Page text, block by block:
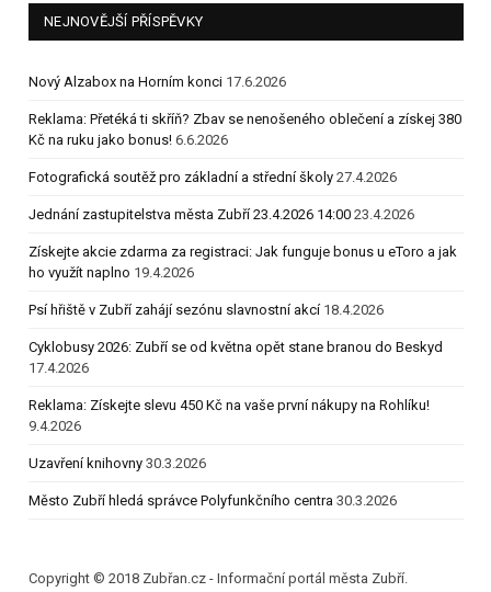
NEJNOVĚJŠÍ PŘÍSPĚVKY
Nový Alzabox na Horním konci 17.6.2026
Reklama: Přetéká ti skříň? Zbav se nenošeného oblečení a získej 380
Kč na ruku jako bonus! 6.6.2026
Fotografická soutěž pro základní a střední školy 27.4.2026
Jednání zastupitelstva města Zubří 23.4.2026 14:00 23.4.2026
Získejte akcie zdarma za registraci: Jak funguje bonus u eToro a jak
ho využít naplno 19.4.2026
Psí hřiště v Zubří zahájí sezónu slavnostní akcí 18.4.2026
Cyklobusy 2026: Zubří se od května opět stane branou do Beskyd
17.4.2026
Reklama: Získejte slevu 450 Kč na vaše první nákupy na Rohlíku!
9.4.2026
Uzavření knihovny 30.3.2026
Město Zubří hledá správce Polyfunkčního centra 30.3.2026
Copyright © 2018 Zubřan.cz - Informační portál města Zubří.